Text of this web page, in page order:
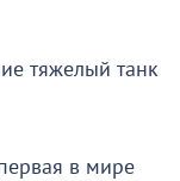
тяжелый танк
в мире